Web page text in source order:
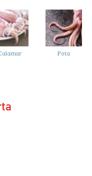
Pota